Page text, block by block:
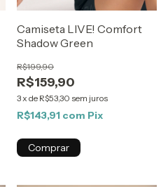
Camiseta LIVE! Comfort
Shadow Green
R$159,90
R$199,90
3x de R$53,30 sem juros
R$143,91 com Pix
Comprar